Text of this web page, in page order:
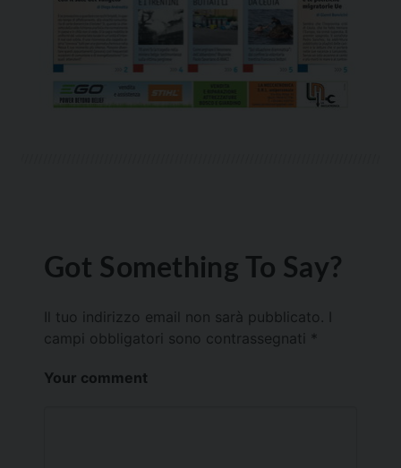
Got Something To Say?
Il tuo indirizzo email non sarà pubblicato.
campi obbligatori sono contrassegnati *
Your comment